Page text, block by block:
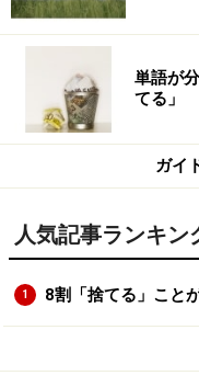
単語が
てる」
ガイ
人気記事ランキン
1 8割「捨てる」こと